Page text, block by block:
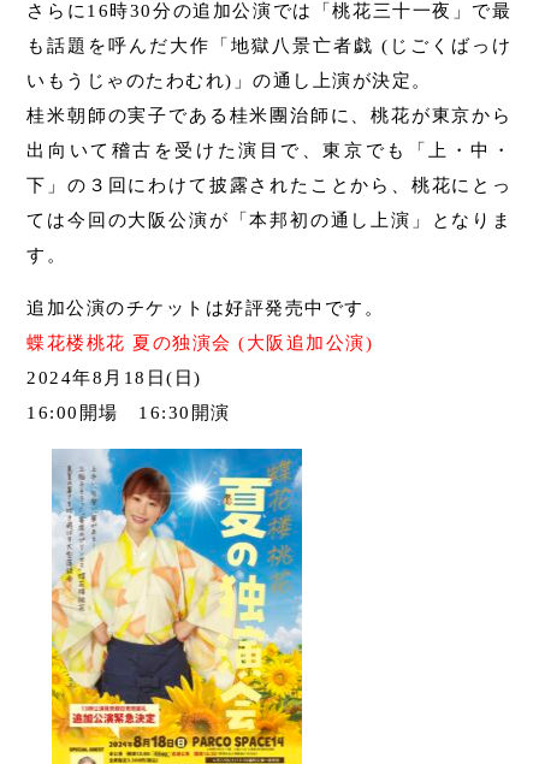
さらに16時30分の追加公演では「桃花三十一夜」で最
も話題を呼んだ大作「地獄八景亡者戯 (じごくばっけ
いもうじゃのたわむれ)」の通し上演が決定。
桂米朝師の実子である桂米團治師に、桃花が東京から
出向いて稽古を受けた演目で、東京でも「上・中・
下」の３回にわけて披露されたことから、桃花にとっ
ては今回の大阪公演が「本邦初の通し上演」となりま
す。
追加公演のチケットは好評発売中です。
蝶花楼桃花 夏の独演会 (大阪追加公演)
2024年8月18日(日)
16:00開場 16:30開演